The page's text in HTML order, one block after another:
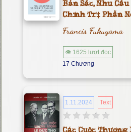
Bản Sắc, Nhu
Chính Trị Phẫn
Francis Fukuyama
👁 1625 lượt đọc
17 Chương
1.11.2024 Text
Các Cuộc